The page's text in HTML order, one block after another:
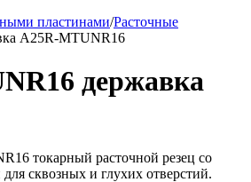
пластинами/Расточные
A25R-MTUNR16
державка
токарный расточной резец со
сквозных и глухих отверстий.